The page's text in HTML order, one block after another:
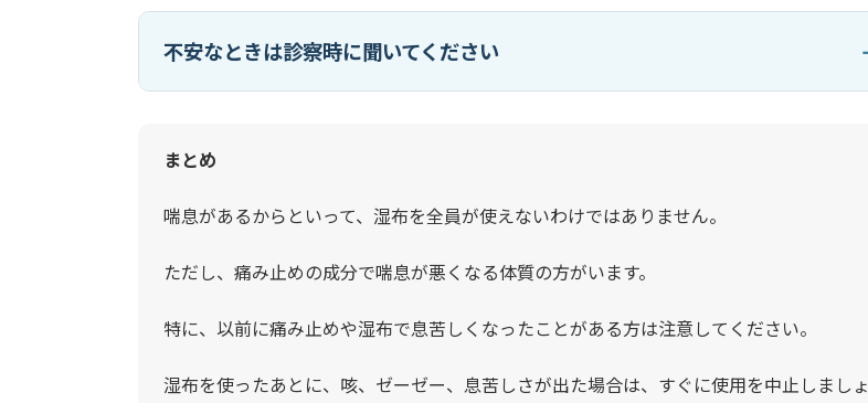
不安なときは診察時に聞いてください
まとめ
喘息があるからといって、湿布を全員が使えないわけではありません。
ただし、痛み止めの成分で喘息が悪くなる体質の方がいます。
特に、以前に痛み止めや湿布で息苦しくなったことがある方は注意してください。
湿布を使ったあとに、咳、ゼーゼー、息苦しさが出た場合は、すぐに使用を中止しましょ